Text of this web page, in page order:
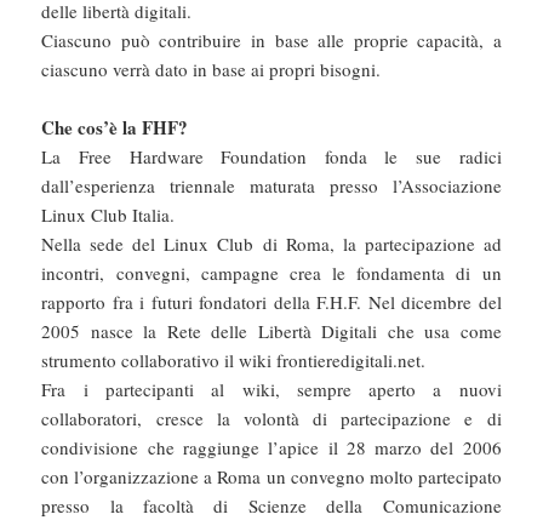
delle libertà digitali.
Ciascuno può contribuire in base alle proprie capacità, a
ciascuno verrà dato in base ai propri bisogni.
Che cos’è la FHF?
La Free Hardware Foundation fonda le sue radici
dall’esperienza triennale maturata presso l’Associazione
Linux Club Italia.
Nella sede del Linux Club di Roma, la partecipazione ad
incontri, convegni, campagne crea le fondamenta di un
rapporto fra i futuri fondatori della F.H.F. Nel dicembre del
2005 nasce la Rete delle Libertà Digitali che usa come
strumento collaborativo il wiki frontieredigitali.net.
Fra i partecipanti al wiki, sempre aperto a nuovi
collaboratori, cresce la volontà di partecipazione e di
condivisione che raggiunge l’apice il 28 marzo del 2006
con l’organizzazione a Roma un convegno molto partecipato
presso la facoltà di Scienze della Comunicazione